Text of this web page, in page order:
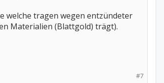
welche tragen wegen entzündeter
Materialien (Blattgold) trägt).
#7